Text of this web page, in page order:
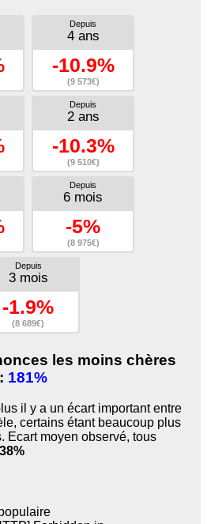
Depuis
4 ans
-10.9%
(9 573€)
Depuis
2 ans
-10.3%
(9 510€)
Depuis
6 mois
-5%
(8 975€)
Depuis
3 mois
-1.9%
(8 689€)
les moins chères
181%
il y a un écart important entre
certains étant beaucoup plus
Ecart moyen observé, tous